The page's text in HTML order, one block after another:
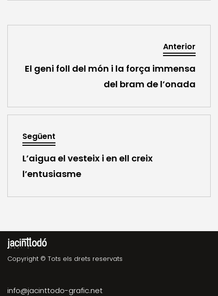
Anterior
El geni foll del món i la força immensa
del bram de l’onada
Següent
L’aigua el vesteix i en ell creix
l’entusiasme
Copyright © Tots els drets reservats
info@jacinttodo-grafic.net